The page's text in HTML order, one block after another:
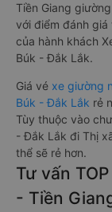
Tiền Giang
với điểm đánh
của hành khách
Búk - Đắk Lắk.
Giá vé xe giường
Búk - Đắk Lắk rẻ
Tùy thuộc vào
- Đắk Lắk đi Thị
thể sẽ rẻ hơn.
Tư vấn
- Tiền